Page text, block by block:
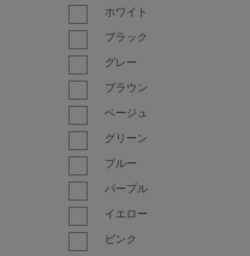
ホワイト
ブラック
グレー
ブラウン
ベージュ
グリーン
ブルー
パープル
イエロー
ピンク